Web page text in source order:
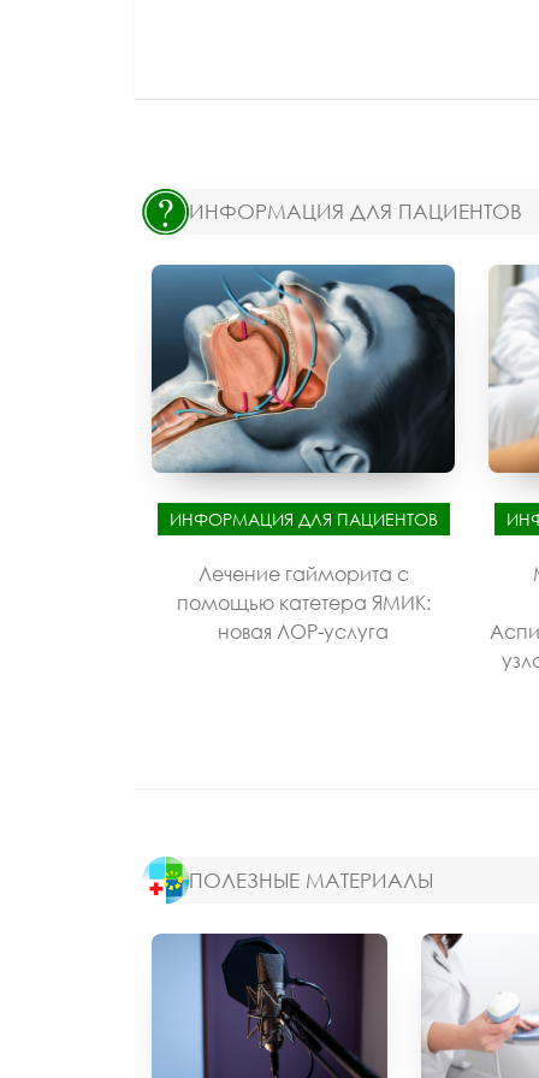
ИНФОРМАЦИЯ ДЛЯ ПАЦИЕНТОВ
ИНФОРМАЦИЯ ДЛЯ ПАЦИЕНТОВ
Лечение гайморита с
помощью катетера ЯМИК:
новая ЛОР-услуга
ПОЛЕЗНЫЕ МАТЕРИАЛЫ